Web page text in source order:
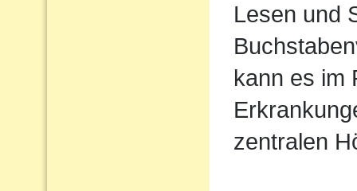
Lesen und
kann es im
zentralen